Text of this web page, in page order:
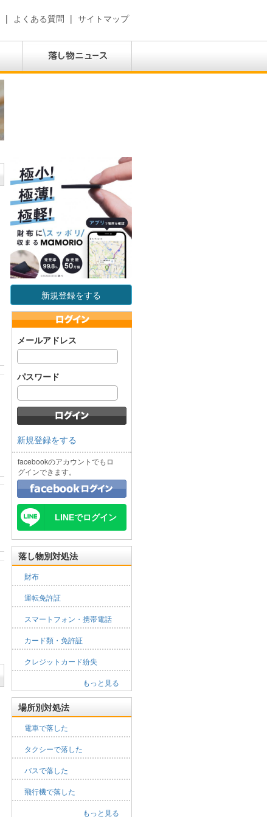
| よくある質問 | サイトマップ
新規登録をする
メールアドレス
パスワード
新規登録をする
facebookのアカウントでもロ
グインできます。
LINEでログイン
落し物別対処法
財布
運転免許証
スマートフォン・携帯電話
カード類・免許証
クレジットカード紛失
もっと見る
場所別対処法
電車で落した
タクシーで落した
バスで落した
飛行機で落した
もっと見る